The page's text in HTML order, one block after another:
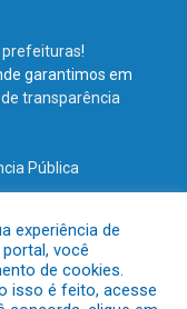
!
garantimos em
de transparência
Pública
de Terra Santa.
experiência de
você
de cookies.
isso é feito, acesse